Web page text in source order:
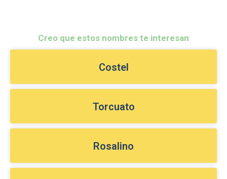
Creo que estos nombres te interesan
Costel
Torcuato
Rosalino